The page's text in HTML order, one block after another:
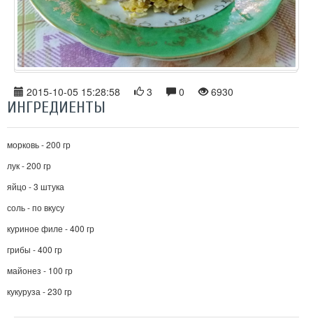
2015-10-05 15:28:58 3 0 6930
ИНГРЕДИЕНТЫ
морковь - 200 гр
лук - 200 гр
яйцо - 3 штука
соль - по вкусу
куриное филе - 400 гр
грибы - 400 гр
майонез - 100 гр
кукуруза - 230 гр